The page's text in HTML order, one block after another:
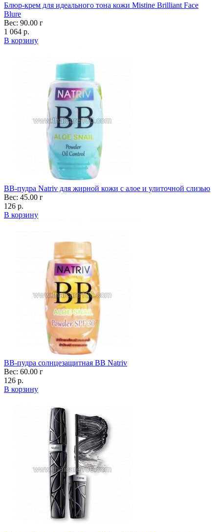
Блюр-крем для идеального тона кожи Mistine Brilliant Face
Blure
Вес: 90.00 г
1 064 р.
В корзину
ВВ-пудра Natriv для жирной кожи с алое и улиточной слизью
Вес: 45.00 г
126 р.
В корзину
ВВ-пудра солнцезащитная BB Natriv
Вес: 60.00 г
126 р.
В корзину